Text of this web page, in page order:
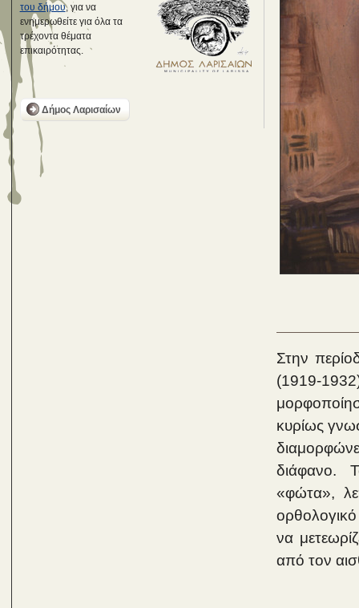
του δήμου, για να
ενημερωθείτε για όλα τα
τρέχοντα θέματα
επικαιρότητας.
Δήμος Λαρισαίων
Στην
(1919-
κυρίως
διάφανο.
«φώτα»,
να
από τον